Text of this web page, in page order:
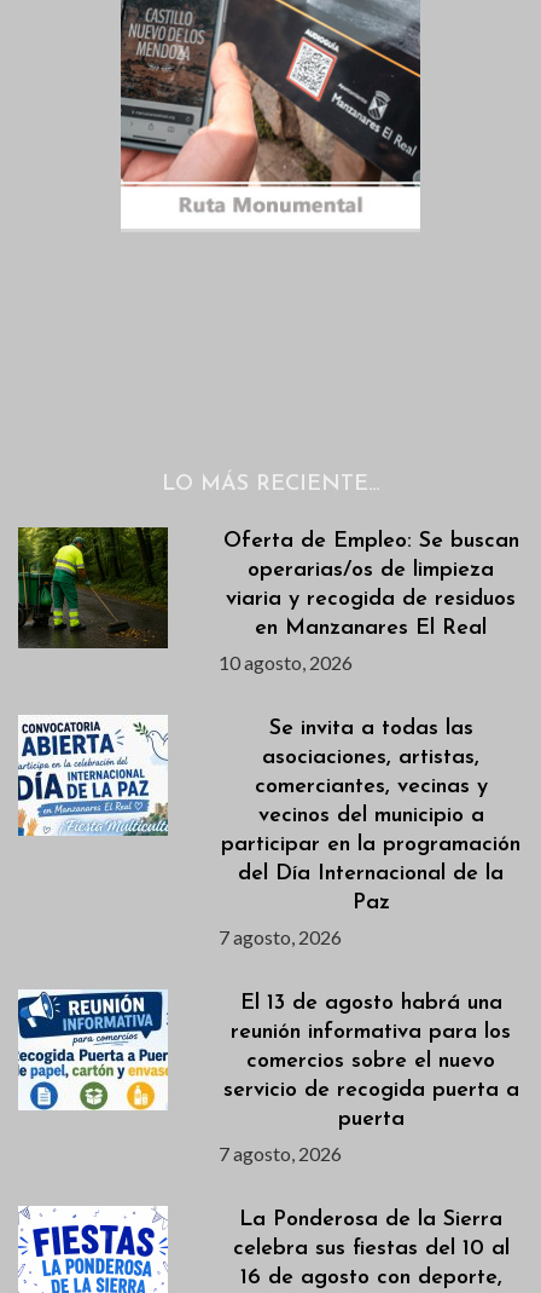
LO MÁS RECIENTE…
Oferta de Empleo: Se buscan
operarias/os de limpieza
viaria y recogida de residuos
en Manzanares El Real
10 agosto, 2026
Se invita a todas las
asociaciones, artistas,
comerciantes, vecinas y
vecinos del municipio a
participar en la programación
del Día Internacional de la
Paz
7 agosto, 2026
El 13 de agosto habrá una
reunión informativa para los
comercios sobre el nuevo
servicio de recogida puerta a
puerta
7 agosto, 2026
La Ponderosa de la Sierra
celebra sus fiestas del 10 al
16 de agosto con deporte,